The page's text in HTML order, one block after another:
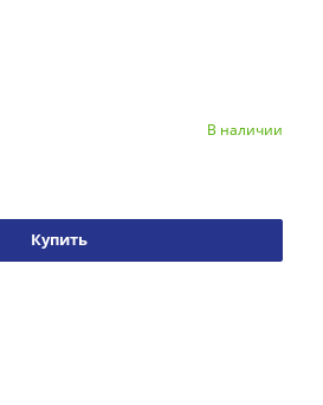
В наличии
Купить